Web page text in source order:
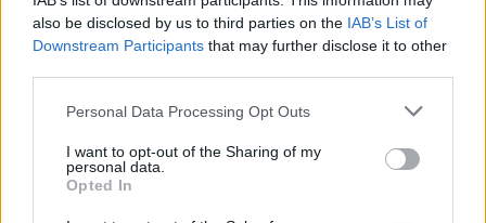
also be disclosed by us to third parties on the IAB’s List of
Downstream Participants that may further disclose it to other
Please note that this website/app uses one or more Google
not limited to your visit or usage behaviour. You may click to
grant or deny consent to Google and its third-party tags to
use your data for below specified purposes in below Google
Personal Data Processing Opt Outs
I want to opt-out of the Sharing of my
personal data.
Opted In
Κυψέλη: Ο περίεργος ηλικιωμένος και το
ταξίδι στην Αράχωβα – Όσα ισχυρίστηκε ο
26χρονος για τον θάνατο της Βρετανίδας